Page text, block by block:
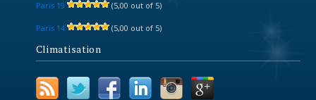
Paris 19 (5,00 out of 5)
Paris 14 (5,00 out of 5)
Climatisation